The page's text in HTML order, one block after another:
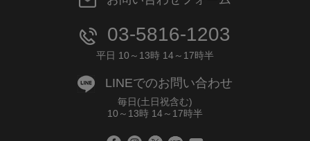
03-5816-1203
平日 10～13時 14～17時半
LINEでのお問い合わせ
毎日(土日祝含む)
10～13時 14～17時半